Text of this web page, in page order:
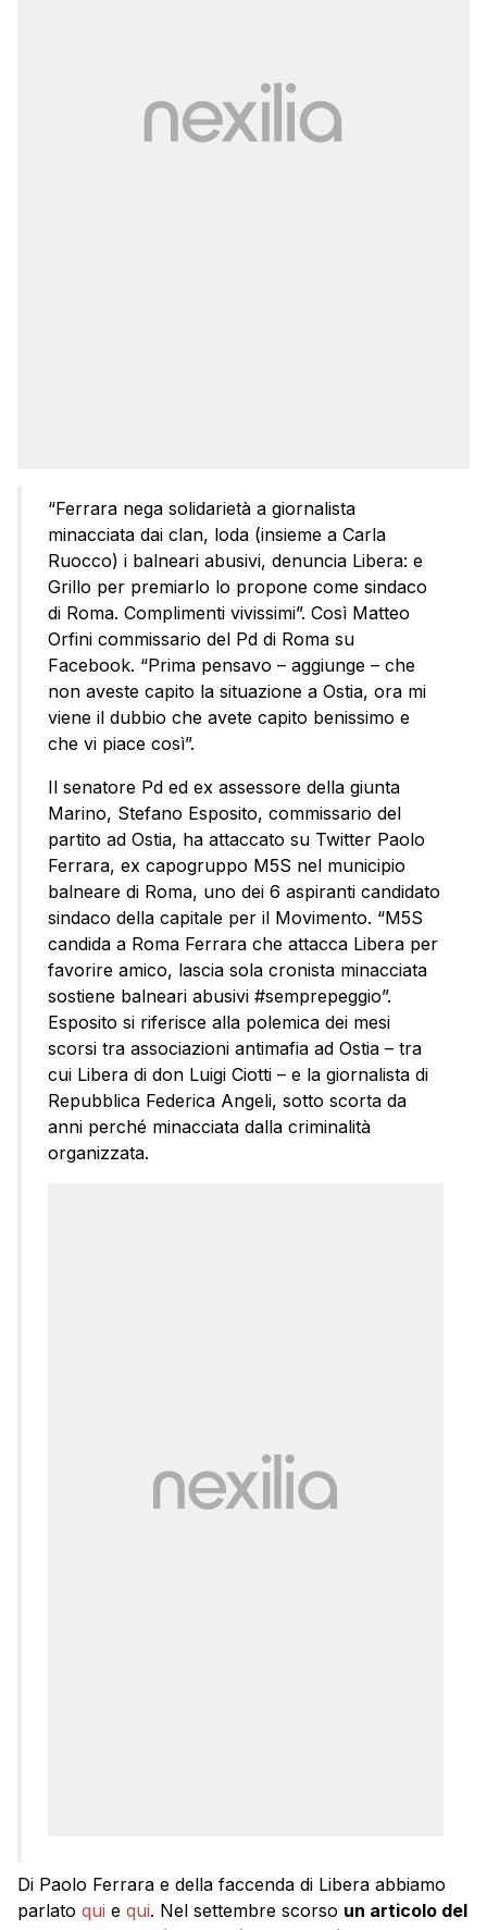
“Ferrara nega solidarietà a giornalista
minacciata dai clan, loda (insieme a Carla
Ruocco) i balneari abusivi, denuncia Libera: e
Grillo per premiarlo lo propone come sindaco
di Roma. Complimenti vivissimi”. Così Matteo
Orfini commissario del Pd di Roma su
Facebook. “Prima pensavo – aggiunge – che
non aveste capito la situazione a Ostia, ora mi
viene il dubbio che avete capito benissimo e
che vi piace così”.
Il senatore Pd ed ex assessore della giunta
Marino, Stefano Esposito, commissario del
partito ad Ostia, ha attaccato su Twitter Paolo
Ferrara, ex capogruppo M5S nel municipio
balneare di Roma, uno dei 6 aspiranti candidato
sindaco della capitale per il Movimento. “M5S
candida a Roma Ferrara che attacca Libera per
favorire amico, lascia sola cronista minacciata
sostiene balneari abusivi #semprepeggio”.
Esposito si riferisce alla polemica dei mesi
scorsi tra associazioni antimafia ad Ostia – tra
cui Libera di don Luigi Ciotti – e la giornalista di
Repubblica Federica Angeli, sotto scorta da
anni perché minacciata dalla criminalità
organizzata.
Di Paolo Ferrara e della faccenda di Libera abbiamo
parlato qui e qui. Nel settembre scorso un articolo del